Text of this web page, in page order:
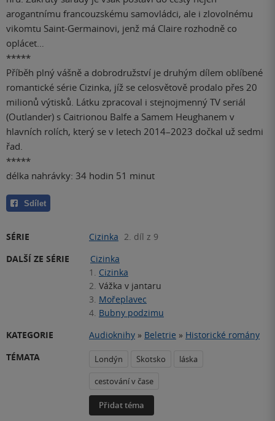
arogantnímu francouzskému samovládci, ale i zlovolnému
vikomtu Saint-Germainovi, jenž má Claire rozhodně co
oplácet…
*****
Příběh plný vášně a dobrodružství je druhým dílem oblíbené
romantické série Cizinka, jíž se celosvětově prodalo přes 20
milionů výtisků. Látku zpracoval i stejnojmenný TV seriál
(Outlander) s Caitrionou Balfe a Samem Heughanem v
hlavních rolích, který se v letech 2014–2023 dočkal už sedmi
řad.
*****
délka nahrávky: 34 hodin 51 minut
Sdílet
SÉRIE Cizinka 2. díl z 9
DALŠÍ ZE SÉRIE
Cizinka
1. Cizinka
2. Vážka v jantaru
3. Mořeplavec
4. Bubny podzimu
KATEGORIE
Audioknihy » Beletrie » Historické romány
TÉMATA
Londýn Skotsko
láska
cestování v čase
Přidat téma